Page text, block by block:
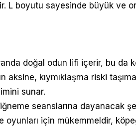
L boyutu sayesinde büyük ve
doğal odun lifi içerir, bu da
aksine, kıymıklaşma riski
sunar.
seanslarına dayanacak
oyunları için mükemmeldir,